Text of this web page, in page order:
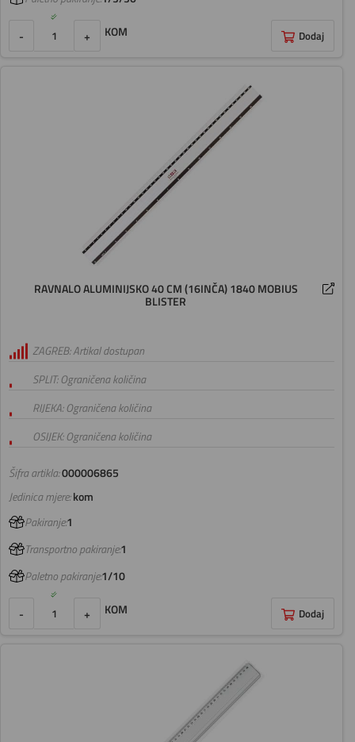
- + KOM Dodaj
RAVNALO ALUMINIJSKO 40 CM (16INČA) 1840 MOBIUS
BLISTER
Šifra artikla:000006865
ZAGREB: Artikal dostupan
SPLIT: Ograničena količina
RIJEKA: Ograničena količina
OSIJEK: Ograničena količina
Jedinica mjere:kom
Pakiranje:1
Transportno pakiranje:1
Paletno pakiranje:1/10
- + KOM Dodaj